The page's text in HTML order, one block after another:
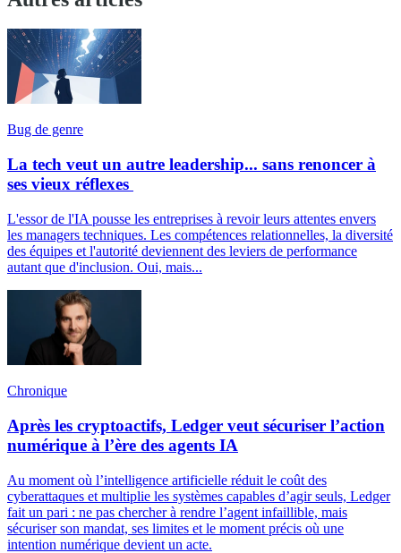
Bug de genre
La tech veut un autre leadership... sans renoncer à
ses vieux réflexes
L'essor de l'IA pousse les entreprises à revoir leurs attentes envers
les managers techniques. Les compétences relationnelles, la diversité
des équipes et l'autorité deviennent des leviers de performance
autant que d'inclusion. Oui, mais...
Chronique
Après les cryptoactifs, Ledger veut sécuriser l’action
numérique à l’ère des agents IA
Au moment où l’intelligence artificielle réduit le coût des
cyberattaques et multiplie les systèmes capables d’agir seuls, Ledger
fait un pari : ne pas chercher à rendre l’agent infaillible, mais
sécuriser son mandat, ses limites et le moment précis où une
intention numérique devient un acte.